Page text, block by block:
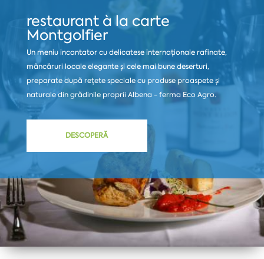
restaurant à la carte
Montgolfier
Un meniu incantator cu delicatese internaționale rafinate,
mâncăruri locale elegante și cele mai bune deserturi,
preparate după rețete speciale cu produse proaspete și
naturale din grădinile proprii Albena - ferma Eco Agro.
DESCOPERĂ